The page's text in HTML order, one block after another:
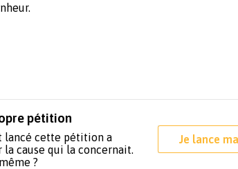
pétition
lancé cette pétition a
cause qui la concernait.
?
Je lance